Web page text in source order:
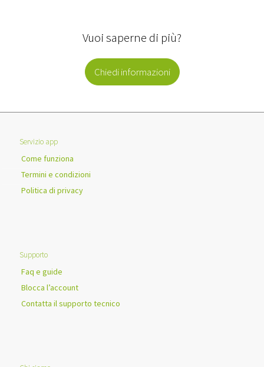
Vuoi saperne di più?
Chiedi informazioni
Servizio app
Come funziona
Termini e condizioni
Politica di privacy
Supporto
Faq e guide
Blocca l’account
Contatta il supporto tecnico